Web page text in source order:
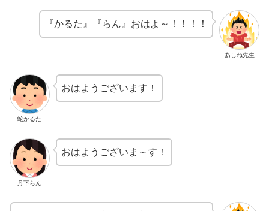
あしね先生
『かるた』『らん』おはよ～！！！！
蛇かるた
おはようございます！
丹下らん
おはようございま～す！